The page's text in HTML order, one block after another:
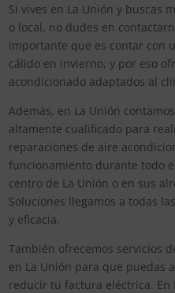
Si vives en La Unión y buscas
o local, no dudes en
importante que es contar con
cálido en invierno, y por eso
acondicionado adaptados al
Además, en La Unión
altamente cualificado para
reparaciones de aire
funcionamiento durante todo
centro de La Unión o en sus
Soluciones llegamos a todas
y eficacia.
También ofrecemos servicios
en La Unión para que puedas
reducir tu factura eléctrica. En